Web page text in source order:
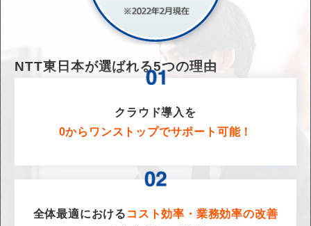
NTT東日本が選ばれる5つの理由
クラウド導入を
0からワンストップでサポート可能！
全体最適における コスト効率・業務効率の改善